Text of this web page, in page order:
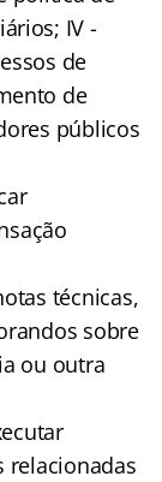
IV -
de
de
públicos
técnicas,
sobre
ou outra
relacionadas